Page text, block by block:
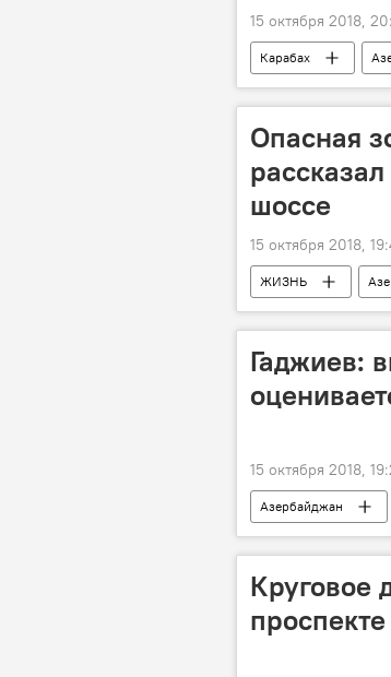
15 октября 2018,
Карабах
Стефан Висконти
Опасная
шоссе
15 октября 2018,
ЖИЗНЬ
Оползень в Баку
Гаджиев:
15 октября 2018,
Азербайджан
Круговое